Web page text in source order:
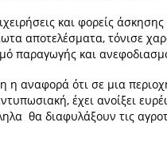
και φορείς
αποτελέσματα, τόνισε
παραγωγής και
η αναφορά ότι σε μια
έχει ανοίξει
θα διαφυλάξουν τις